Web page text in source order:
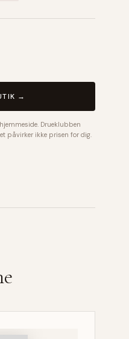
→
Drueklubben
påvirker ikke prisen for dig.